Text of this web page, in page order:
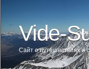
Vide-
Сайт о путешествиях и